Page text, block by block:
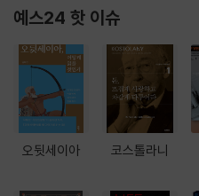
예스24 핫 이슈
오뒷세이아 코스톨라니